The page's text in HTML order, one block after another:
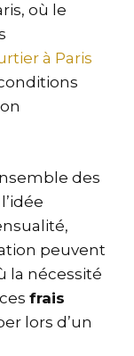
où le
à Paris
des
peuvent
la nécessité
frais
lors d’un